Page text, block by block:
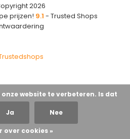
2026
prijzen! 9.1 - Trusted Shops
website te verbeteren. Is dat
Ja Nee
over cookies »